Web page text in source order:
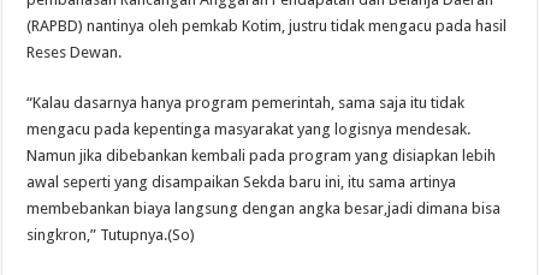
(RAPBD) nantinya oleh pemkab Kotim, justru tidak mengacu pada hasil
Reses Dewan.
“Kalau dasarnya hanya program pemerintah, sama saja itu tidak
mengacu pada kepentinga masyarakat yang logisnya mendesak.
Namun jika dibebankan kembali pada program yang disiapkan lebih
awal seperti yang disampaikan Sekda baru ini, itu sama artinya
membebankan biaya langsung dengan angka besar,jadi dimana bisa
singkron,” Tutupnya.(So)